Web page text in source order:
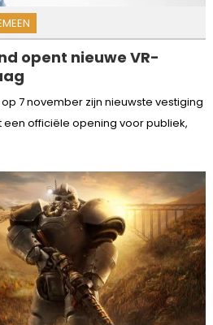
opent nieuwe VR-
7 november zijn nieuwste vestiging
officiële opening voor publiek,